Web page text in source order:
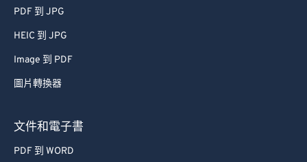
PDF 到 JPG
HEIC 到 JPG
Image 到 PDF
圖片轉換器
文件和電子書
PDF 到 WORD